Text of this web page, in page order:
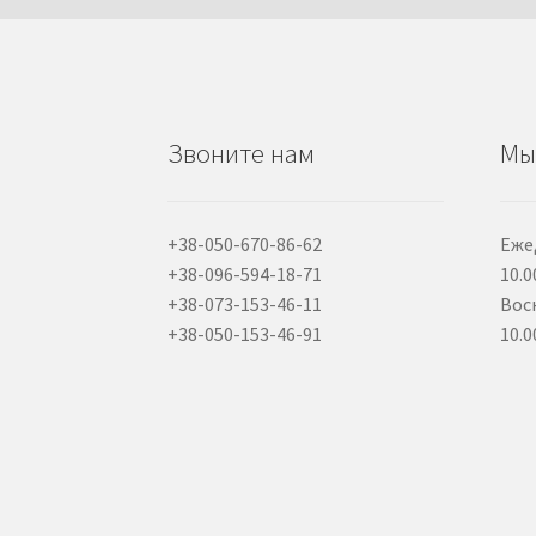
Звоните нам
+38-050-670-86-62
+38-096-594-18-71
+38-073-153-46-11
+38-050-153-46-91